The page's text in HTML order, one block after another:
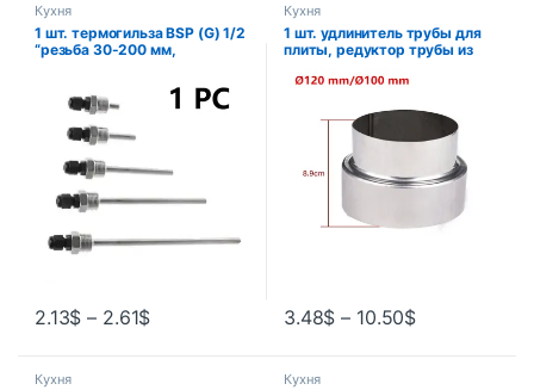
Кухня
1 шт. термогильза BSP (G) 1/2
“резьба 30-200 мм,
бытового обогревателя,
сменное оборудование
2.13$ – 2.61$
Кухня
1 шт. удлинитель трубы для
плиты, редуктор трубы из
редуктор трубы для
60/70/80/90/100/110/120 мм
3.48$ – 10.50$
Кухня Кухня